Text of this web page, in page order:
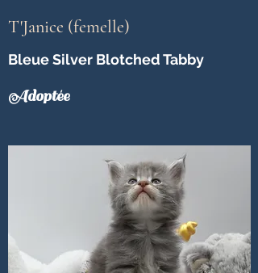
T'Janice (femelle)
Bleue Silver Blotched Tabby
Adoptée